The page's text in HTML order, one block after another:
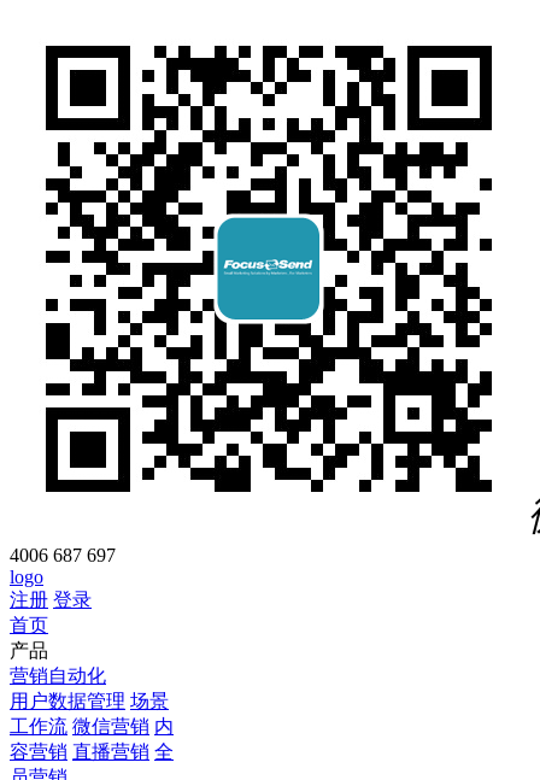
4006 687 697
logo
注册 登录
首页
产品
营销自动化
用户数据管理 场景
工作流 微信营销 内
容营销 直播营销 全